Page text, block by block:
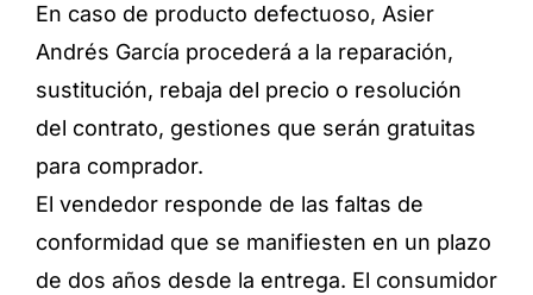
En caso de producto defectuoso, Asier
Andrés García procederá a la reparación,
sustitución, rebaja del precio o resolución
del contrato, gestiones que serán gratuitas
para comprador.
El vendedor responde de las faltas de
conformidad que se manifiesten en un plazo
de dos años desde la entrega. El consumidor